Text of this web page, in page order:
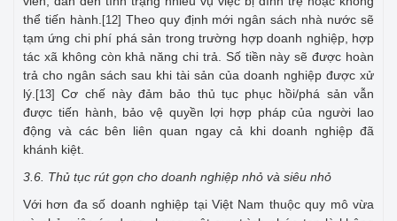
thể tiến hành. [12] Theo quy định mới ngân sách nhà nước sẽ
tạm ứng chi phí phá sản trong trường hợp doanh nghiệp, hợp
tác xã không còn khả năng chi trả. Số tiền này sẽ được hoàn
trả cho ngân sách sau khi tài sản của doanh nghiệp được xử
lý. [13] Cơ chế này đảm bảo thủ tục phục hồi/phá sản vẫn
được tiến hành, bảo vệ quyền lợi hợp pháp của người lao
động và các bên liên quan ngay cả khi doanh nghiệp đã
khánh kiệt.
3.6. Thủ tục rút gọn cho doanh nghiệp nhỏ và siêu nhỏ
Với hơn đa số doanh nghiệp tại Việt Nam thuộc quy mô vừa